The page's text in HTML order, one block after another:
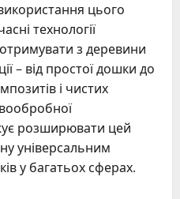
цього
технології
з деревини
– від простої дошки до
і чистих
розширювати цей
універсальним
у багатьох сферах.